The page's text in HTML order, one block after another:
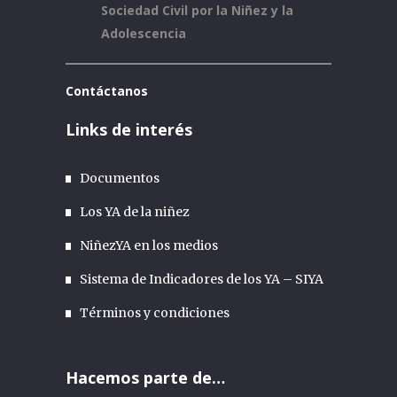
pedagógica para
los adolescentes en
conflicto con la ley
(SRPA)
convivencia
Sociedad Civil por la Niñez y la
Adolescencia
Contáctanos
Links de interés
Documentos
Los YA de la niñez
NiñezYA en los medios
Sistema de Indicadores de los YA – SIYA
Términos y condiciones
Hacemos parte de…